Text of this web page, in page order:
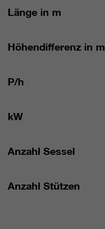
Länge in m
Höhendifferenz in m
P/h
kW
Anzahl Sessel
Anzahl Stützen